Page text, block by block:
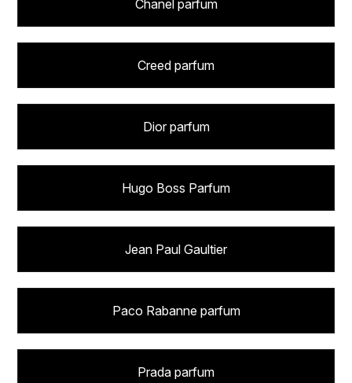
Chanel parfum
Creed parfum
Dior parfum
Hugo Boss Parfum
Jean Paul Gaultier
Paco Rabanne parfum
Prada parfum